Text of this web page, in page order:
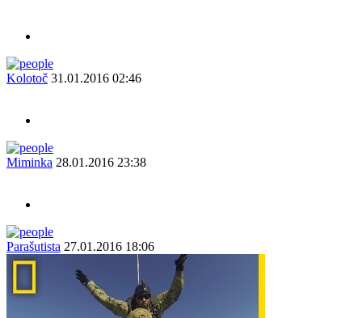
Kolotoč 31.01.2016 02:46
Miminka 28.01.2016 23:38
Parašutista 27.01.2016 18:06